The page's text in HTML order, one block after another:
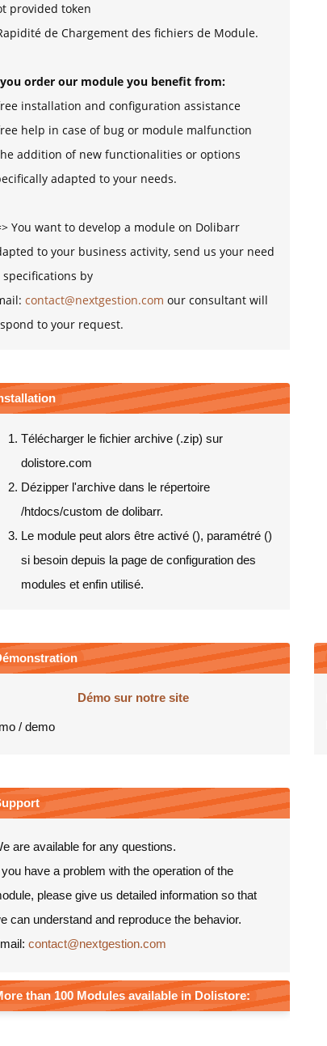
provided token
de Chargement des fichiers de Module.
order our module you benefit from:
installation and configuration assistance
help in case of bug or module malfunction
addition of new functionalities or options
adapted to your needs.
You want to develop a module on Dolibarr
to your business activity, send us your need
specifications by
contact@nextgestion.com our consultant will
to your request.
Télécharger le fichier archive (.zip) sur
dolistore.com
Dézipper l'archive dans le répertoire
/htdocs/custom de dolibarr.
Le module peut alors être activé (), paramétré ()
si besoin depuis la page de configuration des
modules et enfin utilisé.
Démo sur notre site
/ demo
are available for any questions.
you have a problem with the operation of the
please give us detailed information so that
can understand and reproduce the behavior.
contact@nextgestion.com
than 100 Modules available in Dolistore: